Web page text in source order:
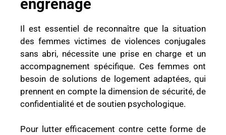
engrenage
Il est essentiel de reconnaître que la situation
des femmes victimes de violences conjugales
sans abri, nécessite une prise en charge et un
accompagnement spécifique. Ces femmes ont
besoin de solutions de logement adaptées, qui
prennent en compte la dimension de sécurité, de
confidentialité et de soutien psychologique.
Pour lutter efficacement contre cette forme de